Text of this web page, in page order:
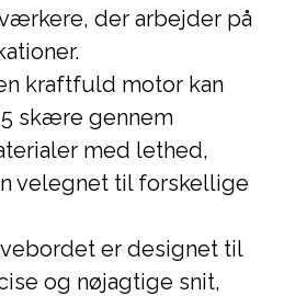
der arbejder på
kraftfuld motor kan
skære gennem
med lethed,
velegnet til forskellige
er designet til
og nøjagtige snit,